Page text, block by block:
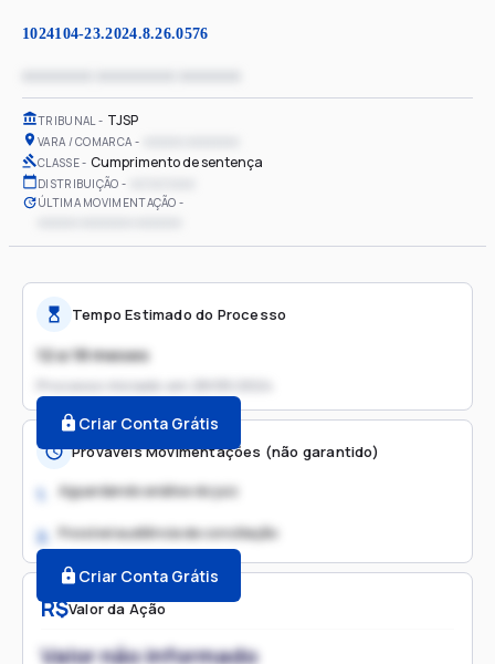
1024104-23.2024.8.26.0576
TRIBUNAL TJSP
VARA / COMARCA
CLASSE Cumprimento de sentença
DISTRIBUIÇÃO
ÚLTIMA MOVIMENTAÇÃO
R$Valor da Ação
Valor não informado
Tempo Estimado do Processo
12 a 18 meses
Processo iniciado em
Criar Conta Grátis
Prováveis Movimentações (não garantido)
1. Aguardando análise do juiz
2. Possível audiência de conciliação
Criar Conta Grátis